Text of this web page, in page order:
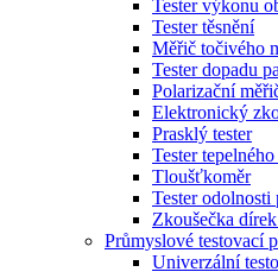
Tester výkonu
Tester těsnění
Měřič točivého
Tester dopadu
Polarizační
Elektronický
Prasklý tester
Tester
Tloušťkoměr
Tester odolnosti
Zkoušečka
Průmyslové testovací
Univerzální